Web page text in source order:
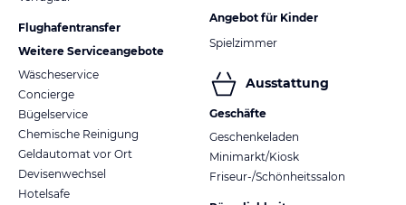
Flughafentransfer
Weitere Serviceangebote
Wäscheservice
Concierge
Bügelservice
Chemische Reinigung
Geldautomat vor Ort
Devisenwechsel
Hotelsafe
Angebot für Kinder
Spielzimmer
Ausstattung
Geschäfte
Geschenkeladen
Minimarkt/Kiosk
Friseur-/Schönheitssalon